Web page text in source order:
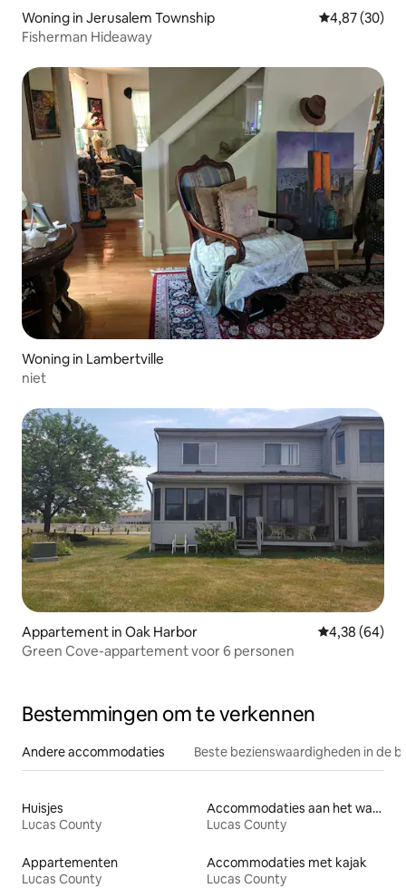
Woning in Jerusalem Township Gemiddelde
4,87 (30)
Fisherman Hideaway
Woning in Lambertville
niet
Appartement in Oak Harbor Gemiddelde
4,38 (64)
Green Cove-appartement voor 6 personen
Bestemmingen om te verkennen
Andere accommodaties Beste bezienswaardigheden in de
Huisjes
Lucas County
Accommodaties aan het water
Lucas County
Appartementen
Lucas County
Accommodaties met kajak
Lucas County